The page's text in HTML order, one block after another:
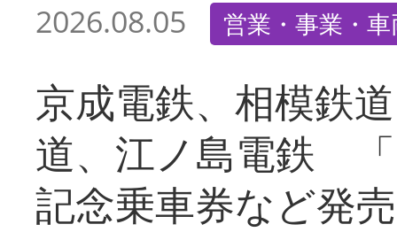
2026.08.05 営業・事業・
京成電鉄、相模鉄
道、江ノ島電鉄
記念乗車券など発売